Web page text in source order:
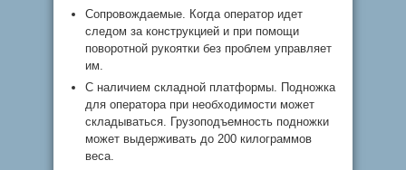
Сопровождаемые. Когда оператор идет
следом за конструкцией и при помощи
поворотной рукоятки без проблем управляет
им.
С наличием складной платформы. Подножка
для оператора при необходимости может
складываться. Грузоподъемность подножки
может выдерживать до 200 килограммов
веса.